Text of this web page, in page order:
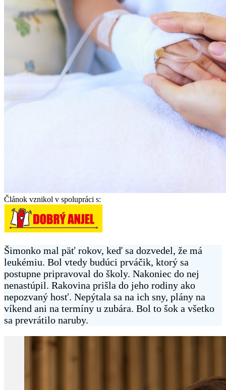
Článok vznikol v spolupráci s:
Šimonko mal päť rokov, keď sa dozvedel, že má
leukémiu. Bol vtedy budúci prváčik, ktorý sa
postupne pripravoval do školy. Nakoniec do nej
nenastúpil. Rakovina prišla do jeho rodiny ako
nepozvaný hosť. Nepýtala sa na ich sny, plány na
víkend ani na termíny u zubára. Bol to šok a všetko
sa prevrátilo naruby.